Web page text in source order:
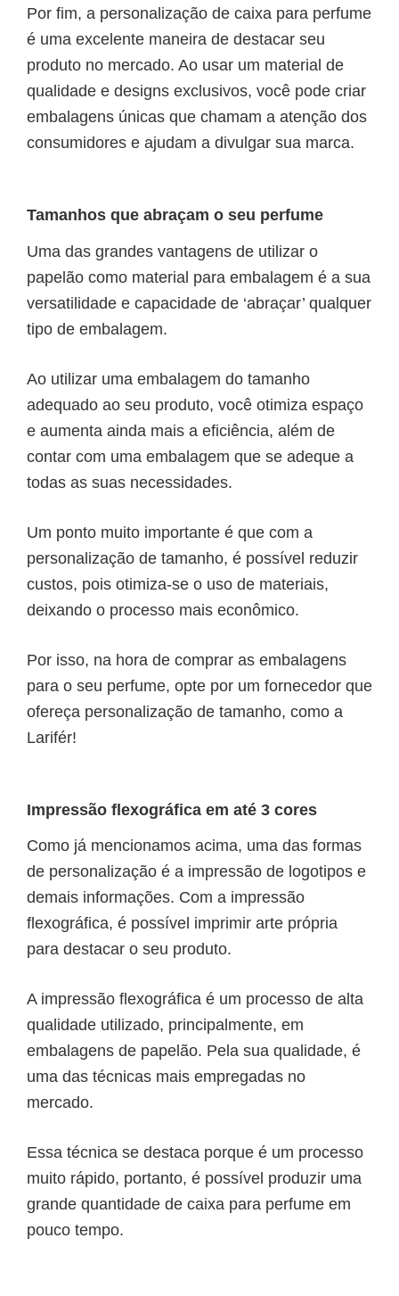
Por fim, a personalização de caixa para perfume
é uma excelente maneira de destacar seu
produto no mercado. Ao usar um material de
qualidade e designs exclusivos, você pode criar
embalagens únicas que chamam a atenção dos
consumidores e ajudam a divulgar sua marca.
Tamanhos que abraçam o seu perfume
Uma das grandes vantagens de utilizar o
papelão como material para embalagem é a sua
versatilidade e capacidade de ‘abraçar’ qualquer
tipo de embalagem.
Ao utilizar uma embalagem do tamanho
adequado ao seu produto, você otimiza espaço
e aumenta ainda mais a eficiência, além de
contar com uma embalagem que se adeque a
todas as suas necessidades.
Um ponto muito importante é que com a
personalização de tamanho, é possível reduzir
custos, pois otimiza-se o uso de materiais,
deixando o processo mais econômico.
Por isso, na hora de comprar as embalagens
para o seu perfume, opte por um fornecedor que
ofereça personalização de tamanho, como a
Larifér!
Impressão flexográfica em até 3 cores
Como já mencionamos acima, uma das formas
de personalização é a impressão de logotipos e
demais informações. Com a impressão
flexográfica, é possível imprimir arte própria
para destacar o seu produto.
A impressão flexográfica é um processo de alta
qualidade utilizado, principalmente, em
embalagens de papelão. Pela sua qualidade, é
uma das técnicas mais empregadas no
mercado.
Essa técnica se destaca porque é um processo
muito rápido, portanto, é possível produzir uma
grande quantidade de caixa para perfume em
pouco tempo.